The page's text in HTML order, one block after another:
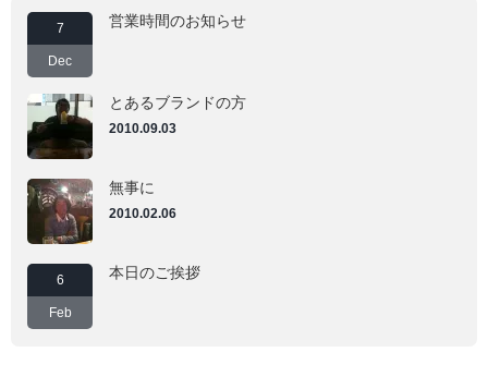
開
き
ま
す)
開
き
7
Dec
営業時間のお知らせ
とあるブランドの方
2010.09.03
無事に
2010.02.06
6
Feb
本日のご挨拶